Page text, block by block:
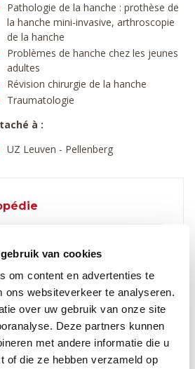
van cookies
om content en advertenties te
ons websiteverkeer te analyseren.
over uw gebruik van onze site
Deze partners kunnen
met andere informatie die u
of die ze hebben verzameld op
Pathologie de la hanche : prothèse de
la hanche mini-invasive, arthroscopie
de la hanche
Problèmes de hanche chez les jeunes
adultes
Révision chirurgie de la hanche
Traumatologie
à :
UZ Leuven - Pellenberg